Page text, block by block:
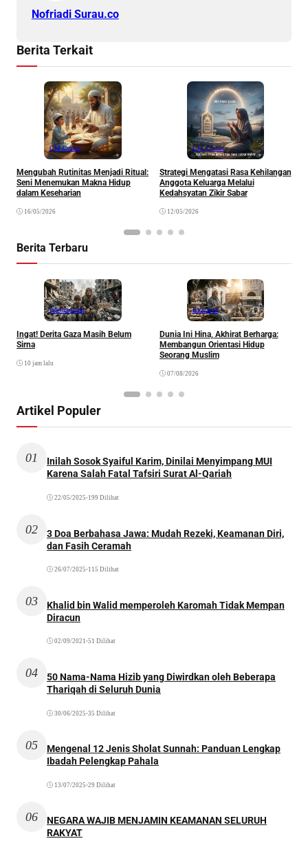
Nofriadi Surau.co
Berita Terkait
CM Corner
Mengubah Rutinitas Menjadi Ritual:
Seni Menemukan Makna Hidup
dalam Keseharian
16/05/2026
CM Corner
Strategi Mengatasi Rasa Kehilangan
Anggota Keluarga Melalui
Kedahsyatan Zikir Sabar
12/05/2026
Berita Terbaru
Internasional
Ingat! Derita Gaza Masih Belum
Sirna
10 jam lalu
Khazanah
Dunia Ini Hina, Akhirat Berharga:
Membangun Orientasi Hidup
Seorang Muslim
07/08/2026
Artikel Populer
01
Inilah Sosok Syaiful Karim, Dinilai Menyimpang MUI
Karena Salah Fatal Tafsiri Surat Al-Qariah
22/05/2025 •199 Dilihat
02
3 Doa Berbahasa Jawa: Mudah Rezeki, Keamanan Diri,
dan Fasih Ceramah
26/07/2025 •115 Dilihat
03
Khalid bin Walid memperoleh Karomah Tidak Mempan
Diracun
02/09/2021 •51 Dilihat
04
50 Nama-Nama Hizib yang Diwirdkan oleh Beberapa
Thariqah di Seluruh Dunia
30/06/2025 •35 Dilihat
05
Mengenal 12 Jenis Sholat Sunnah: Panduan Lengkap
Ibadah Pelengkap Pahala
13/07/2025 •29 Dilihat
06
NEGARA WAJIB MENJAMIN KEAMANAN SELURUH
RAKYAT